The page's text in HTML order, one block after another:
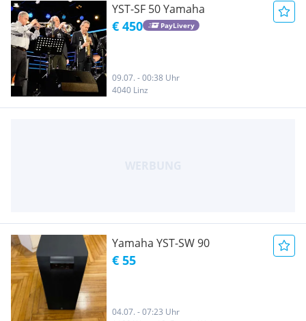
YST-SF 50 Yamaha
€ 450 PayLivery
09.07. - 00:38 Uhr
4040 Linz
Yamaha YST-SW 90
€ 55
04.07. - 07:23 Uhr